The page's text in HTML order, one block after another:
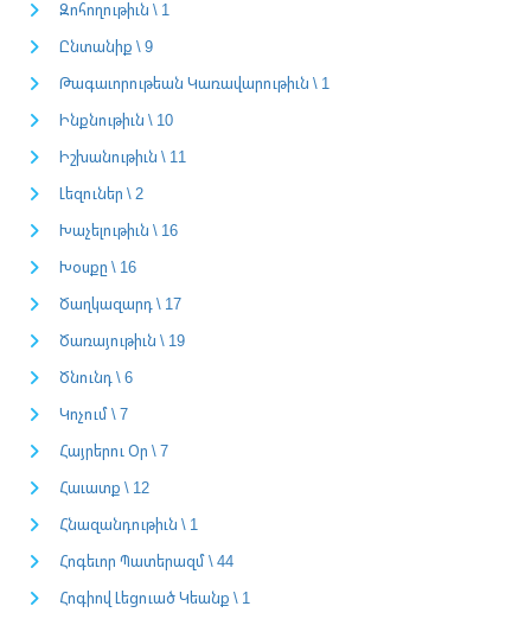
Զոհողութիւն \ 1
Ընտանիք \ 9
Թագաւորութեան Կառավարութիւն \ 1
Ինքնութիւն \ 10
Իշխանութիւն \ 11
Լեզուներ \ 2
Խաչելութիւն \ 16
Խօսքը \ 16
Ծաղկազարդ \ 17
Ծառայութիւն \ 19
Ծնունդ \ 6
Կոչում \ 7
Հայրերու Օր \ 7
Հաւատք \ 12
Հնազանդութիւն \ 1
Հոգեւոր Պատերազմ \ 44
Հոգիով Լեցուած Կեանք \ 1